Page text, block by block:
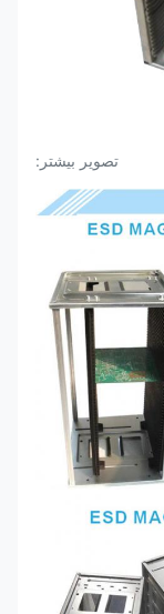
تصویر بیشتر: